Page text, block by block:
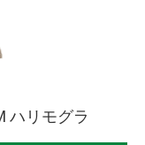
ハリモグラ